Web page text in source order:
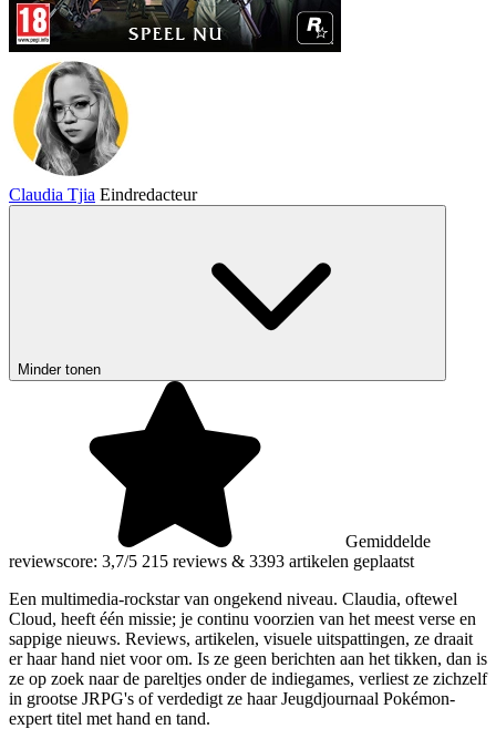
Claudia Tjia Eindredacteur
Minder tonen
Gemiddelde
reviewscore: 3,7/5 215 reviews & 3393 artikelen geplaatst
Een multimedia-rockstar van ongekend niveau. Claudia, oftewel
Cloud, heeft één missie; je continu voorzien van het meest verse en
sappige nieuws. Reviews, artikelen, visuele uitspattingen, ze draait
er haar hand niet voor om. Is ze geen berichten aan het tikken, dan is
ze op zoek naar de pareltjes onder de indiegames, verliest ze zichzelf
in grootse JRPG's of verdedigt ze haar Jeugdjournaal Pokémon-
expert titel met hand en tand.